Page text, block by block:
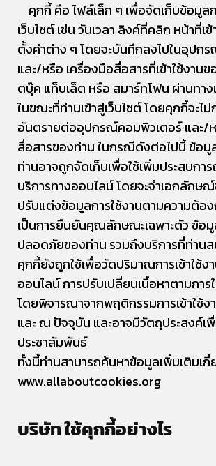
คุกกี้ คือ ไฟล์เล็ก ๆ เพื่อจัดเก็บข้อมูลก
เว็บไซต์ เช่น วันเวลา ลิงค์ที่คลิก หน้าที่เข้
ตั้งค่าต่าง ๆ โดยจะบันทึกลงไปในอุปก
และ/หรือ เครื่องมือสื่อสารที่เข้าใช้งานข
ตบุ๊ค แท็บเล็ต หรือ สมาร์ทโฟน ผ่านทางเ
ในขณะที่ท่านเข้าสู่เว็บไซต์ โดยคุกกี้จะไม่
อันตรายต่ออุปกรณ์คอมพิวเตอร์ และ/
สื่อสารของท่าน ในกรณีดังต่อไปนี้ ข้อ
ท่านอาจถูกจัดเก็บเพื่อใช้เพิ่มประสบกา
บริการทางออนไลน์ โดยจะจำเอกลักษ
ปรับแต่งข้อมูลการใช้งานตามความต้อ
เป็นการยืนยันคุณลักษณะเฉพาะตัว ข้อ
ปลอดภัยของท่าน รวมถึงบริการที่ท่าน
คุกกี้ยังถูกใช้เพื่อวัดปริมาณการเข้าใช้ง
ออนไลน์ การปรับเปลี่ยนเนื้อหาตามการ
โดยพิจารณาจากพฤติกรรมการเข้าใช้
และ ณ ปัจจุบัน และอาจมีวัตถุประสงค์เ
ประชาสัมพันธ์
ทั้งนี้ท่านสามารถค้นหาข้อมูลเพิ่มเติมเ
www.allaboutcookies.org
บริษัทใช้คุกกี้อย่างไร